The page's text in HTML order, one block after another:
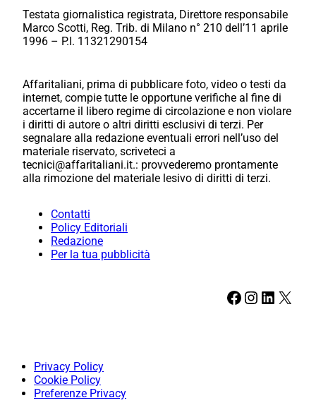
Testata giornalistica registrata, Direttore responsabile
Marco Scotti, Reg. Trib. di Milano n° 210 dell’11 aprile
1996 – P.I. 11321290154
Affaritaliani, prima di pubblicare foto, video o testi da
internet, compie tutte le opportune verifiche al fine di
accertarne il libero regime di circolazione e non violare
i diritti di autore o altri diritti esclusivi di terzi. Per
segnalare alla redazione eventuali errori nell’uso del
materiale riservato, scriveteci a
tecnici@affaritaliani.it.: provvederemo prontamente
alla rimozione del materiale lesivo di diritti di terzi.
Contatti
Policy Editoriali
Redazione
Per la tua pubblicità
Facebook Instagram LinkedIn X
Privacy Policy
Cookie Policy
Preferenze Privacy